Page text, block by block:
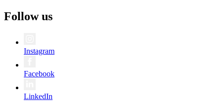
Follow us
Instagram
Facebook
LinkedIn